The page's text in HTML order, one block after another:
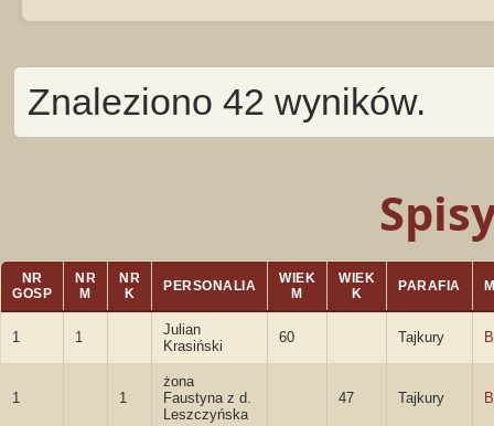
Znaleziono 42 wyników.
NR
GOSP
NR
M
NR
K
PERSONALIA
WIEK
M
WIEK
K
PARAFIA
1 1
Julian
Krasiński
60 Tajkury
1 1
żona
Faustyna z d.
Leszczyńska
47 Tajkury